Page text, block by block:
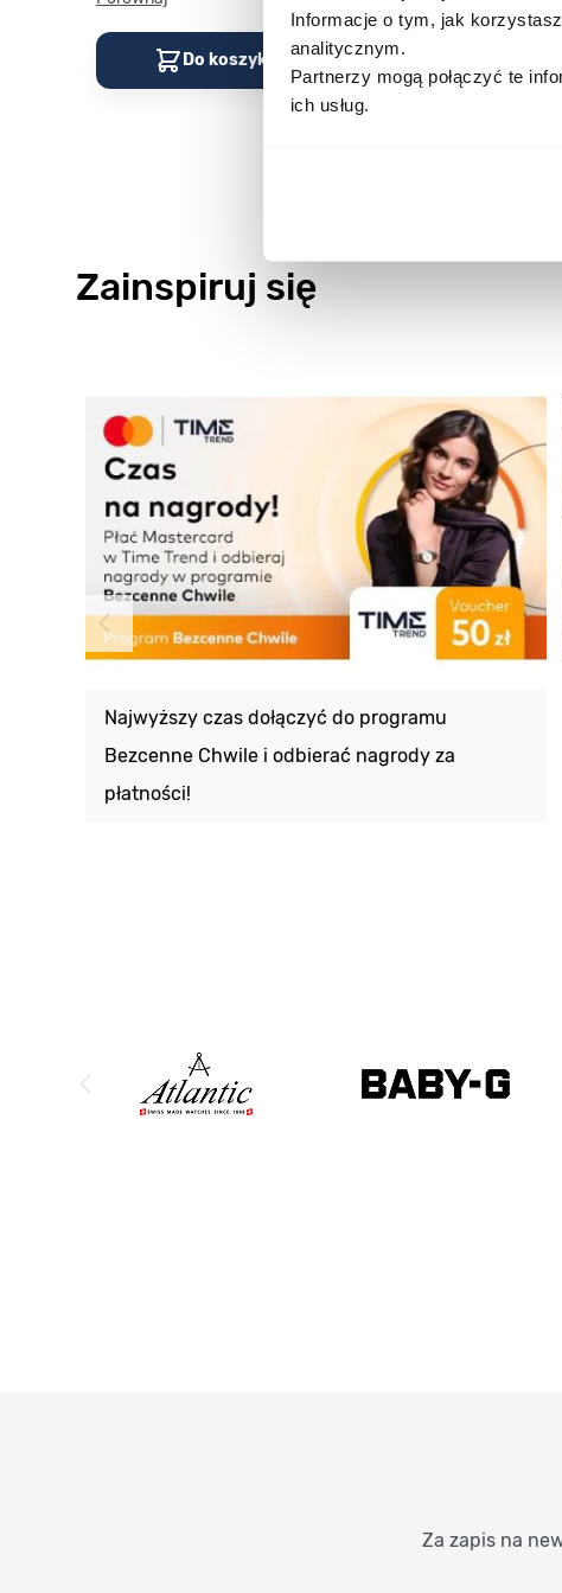
Informacje o tym, jak
analitycznym.
Partnerzy mogą połączyć te
ich usług.
Do koszyka
Zainspiruj się
Najwyższy czas dołączyć do programu
Bezcenne Chwile i odbierać nagrody za
płatności!
Za zapis na